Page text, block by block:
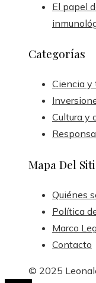
El papel
Categorías
Ciencia y
Cultura y
Mapa Del
Quiénes
Política
Marco
Contacto
© 2025